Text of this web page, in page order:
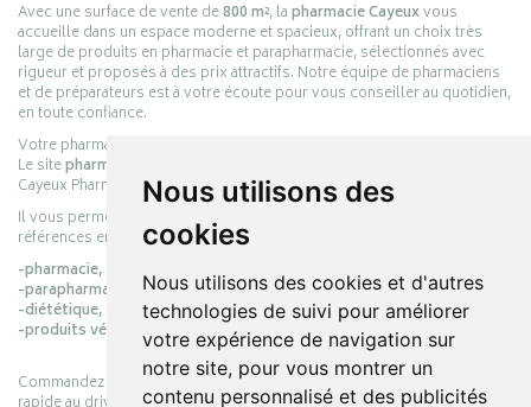
Nous utilisons des
cookies
Nous utilisons des cookies et d'autres
technologies de suivi pour améliorer
votre expérience de navigation sur
notre site, pour vous montrer un
contenu personnalisé et des publicités
Avec une surface de vente de800 m², lapharmacie Cayeuxvous
accueille dans un espace moderne et spacieux, offrant un choix très
large de produits en pharmacie et parapharmacie, sélectionnés avec
rigueur et proposés à des prix attractifs. Notre équipe de pharmaciens
et de préparateurs est à votre écoute pour vous conseiller au quotidien,
en toute confiance.
Votre pharmacie en ligne :
Le sitepharmacie-cayeux.fr
Cayeux Pharmabest Berck-sur-Mer – Rang-du-Fliers.
Il vous permet de réaliser vos achats en ligne parmi des milliers de
références en :
-pharmacie,
-parapharmacie,
-diététique,
-produits vétérinaires.
Commandez simplement vos produits en ligne et choisissez le retrait